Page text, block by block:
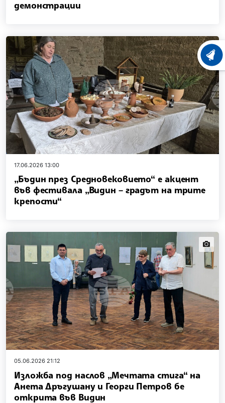
демонстрации
17.06.2026 13:00
„Бъдин през Средновековието“ е акцент
във фестивала „Видин – градът на трите
крепости“
05.06.2026 21:12
Изложба под наслов „Мечтата стига“ на
Анета Дръгушану и Георги Петров бе
открита във Видин